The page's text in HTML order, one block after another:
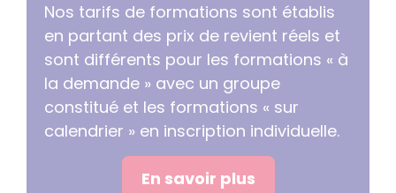
Nos tarifs de formations sont établis
en partant des prix de revient réels et
sont différents pour les formations « à
la demande » avec un groupe
constitué et les formations « sur
calendrier » en inscription individuelle.
En savoir plus